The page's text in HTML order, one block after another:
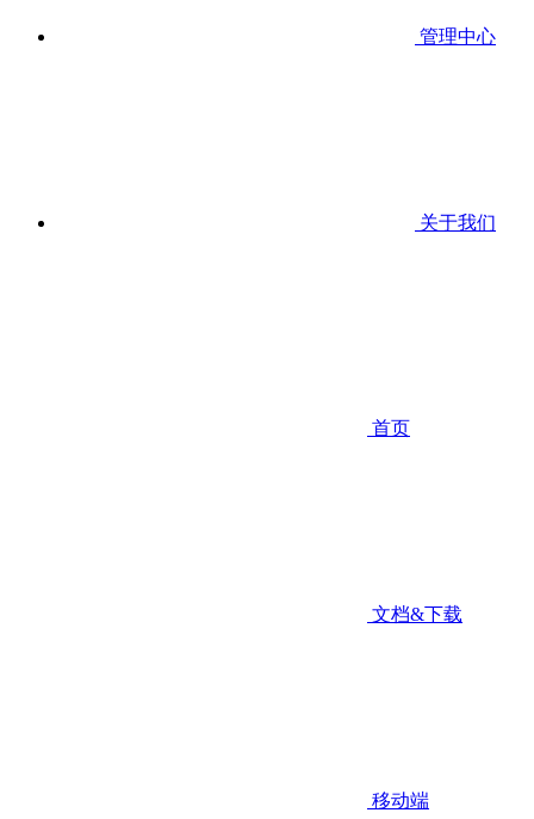
管理中心
关于我们
首页
文档&下载
移动端